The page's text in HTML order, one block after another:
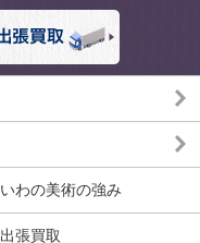
いわの美術の強み
出張買取